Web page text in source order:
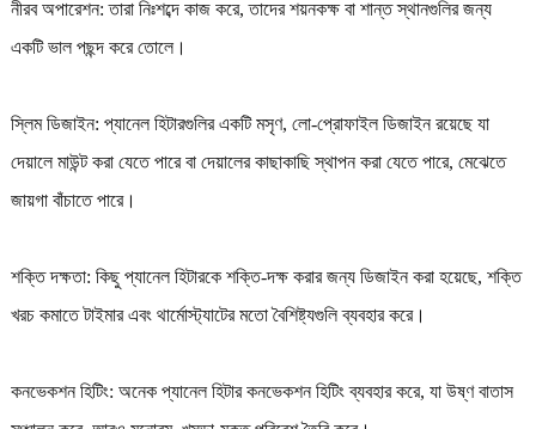
নীরব অপারেশন: তারা নিঃশব্দে কাজ করে, তাদের শয়নকক্ষ বা শান্ত স্থানগুলির জন্য
একটি ভাল পছন্দ করে তোলে।
স্লিম ডিজাইন: প্যানেল হিটারগুলির একটি মসৃণ, লো-প্রোফাইল ডিজাইন রয়েছে যা
দেয়ালে মাউন্ট করা যেতে পারে বা দেয়ালের কাছাকাছি স্থাপন করা যেতে পারে, মেঝেতে
জায়গা বাঁচাতে পারে।
শক্তি দক্ষতা: কিছু প্যানেল হিটারকে শক্তি-দক্ষ করার জন্য ডিজাইন করা হয়েছে, শক্তি
খরচ কমাতে টাইমার এবং থার্মোস্ট্যাটের মতো বৈশিষ্ট্যগুলি ব্যবহার করে।
কনভেকশন হিটিং: অনেক প্যানেল হিটার কনভেকশন হিটিং ব্যবহার করে, যা উষ্ণ বাতাস